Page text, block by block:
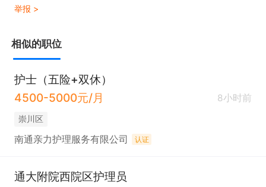
6. 薪资结构：基本工资+绩效奖+奖金，做五休二，生
电话。联系时请说在通才人才网上看到的！
举报 >
相似的职位
护士（五险+双休）
4500-5000元/月
8小时前
崇川区
南通亲力护理服务有限公司 认证
通大附院西院区护理员